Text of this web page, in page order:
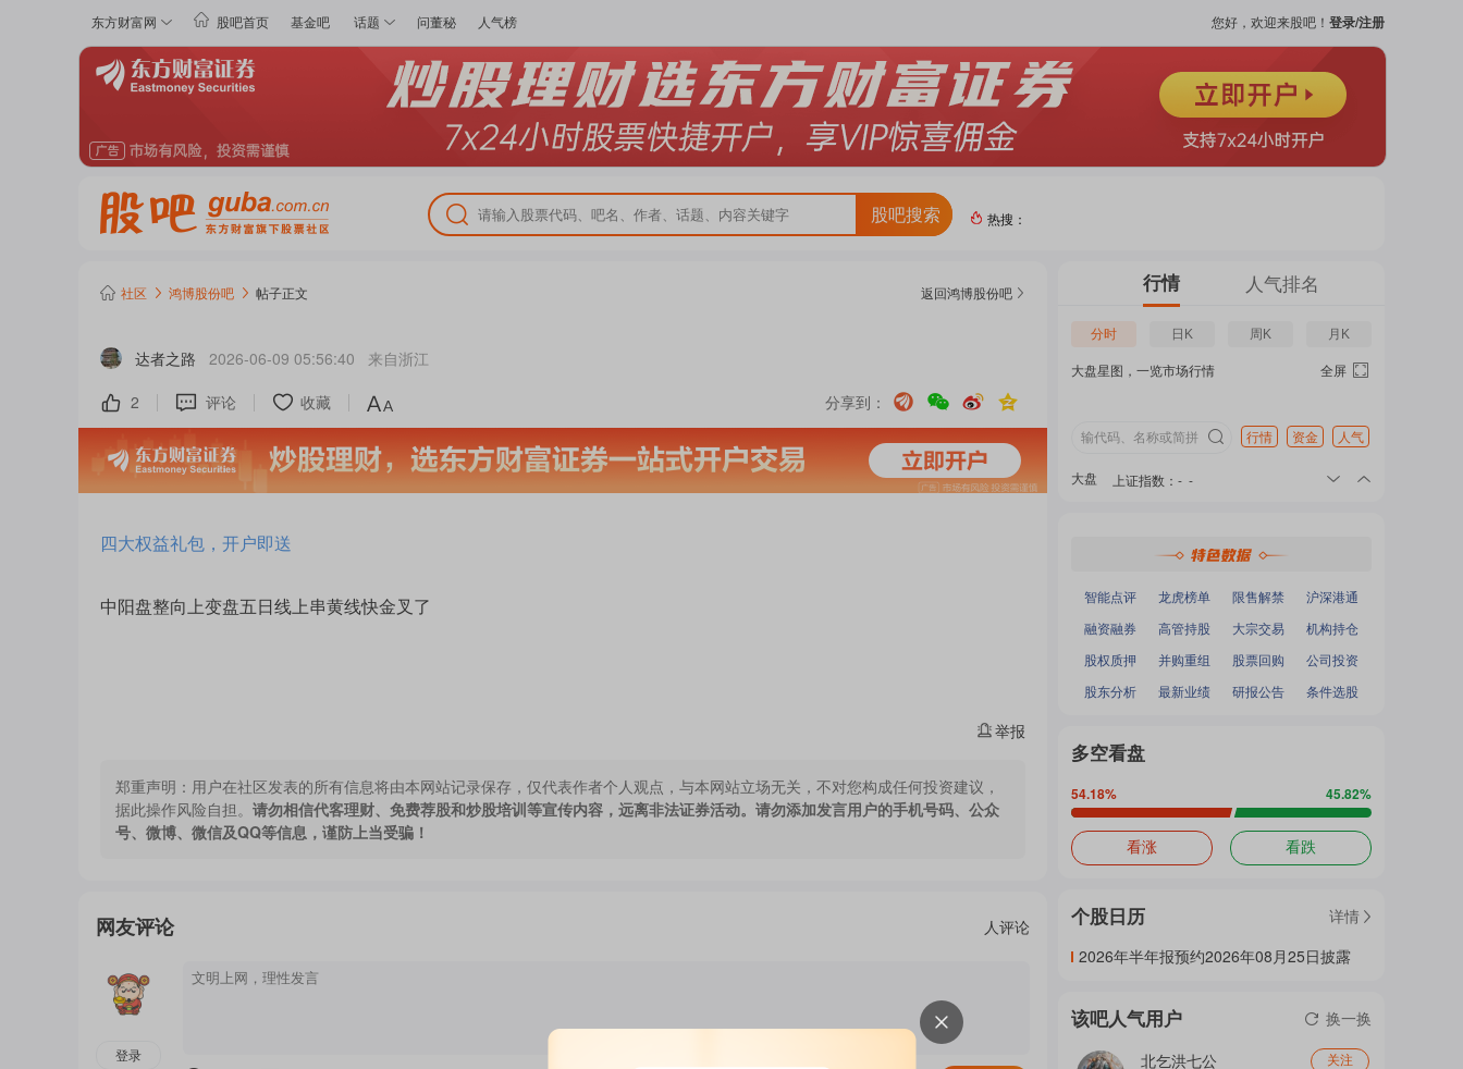
东方财富网 股吧首页 基金吧 话题 问董秘 人气榜 您好，欢迎来股吧！ 登录/注册
股吧搜索
热门
吧
热
题
热
热搜：
社区 鸿博股份吧 帖子正文 返回鸿博股份吧
达者之路 2026-06-09 05:56:40 来自浙江
2
评论 收藏 分享到：
四大权益礼包，开户即送
中阳盘整向上变盘五日线上串黄线快金叉了
举报
郑重声明： 用户在社区发表的所有信息将由本网站记录保存，仅代表作者个人观点，与本网站立场无关，不对您构成任何投资建议，
据此操作风险自担。 请勿相信代客理财、免费荐股和炒股培训等宣传内容，远离非法证券活动。请勿添加发言用户的手机号码、公众
号、微博、微信及QQ等信息，谨防上当受骗！
网友评论 人评论
登录
行情 人气排名
分时 日K 周K 月K
大盘星图，一览市场行情 全屏
行情 资金 人气
大盘 上证指数 ： - -
：- -
智能点评 龙虎榜单 限售解禁
沪深港通
融资融券
高管持股 大宗交易
机构持仓
股权质押
并购重组 股票回购
公司投资
股东分析
最新业绩 研报公告 条件选股
多空看盘
54.18% 45.82%
看涨 看跌
个股日历
详情
2026年半年报预约2026年08月25日披露
该吧人气用户 换一换
北乞洪七公 关注